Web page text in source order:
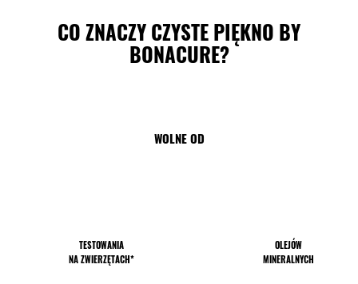
CO ZNACZY CZYSTE PIĘKNO BY
BONACURE?
WOLNE OD
TESTOWANIA
NA ZWIERZĘTACH*
OLEJÓW
MINERALNYCH